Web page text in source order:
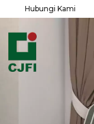
Hubungi Kami